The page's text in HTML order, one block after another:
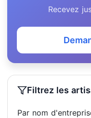
Recevez
Filtrez les
Par nom